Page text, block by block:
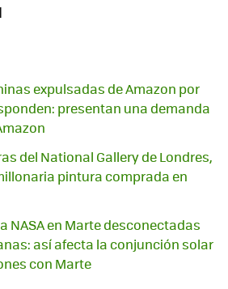
expulsadas de Amazon por
presentan una demanda
del National Gallery de Londres,
pintura comprada en
NASA en Marte desconectadas
así afecta la conjunción solar
con Marte